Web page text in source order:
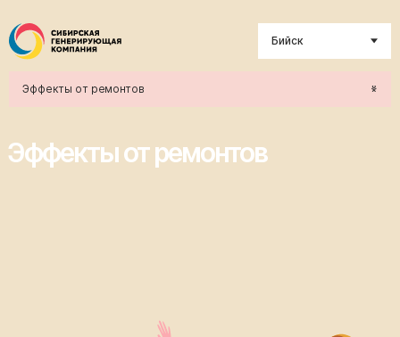
Бийск
Эффекты от ремонтов
Эффекты от ремонтов